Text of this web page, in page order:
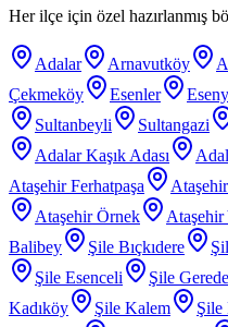
Her ilçe için özel hazırlanmış
Adalar Arnavutköy
Çekmeköy
Esenler
Sultanbeyli
Sultangazi
Adalar Kaşık Adası
Ataşehir Ferhatpaşa
Ataşehir Örnek
Ataşehir
Balibey
Şile Bıçkıdere
Şile Esenceli
Şile
Kadıköy
Şile Kalem Şile